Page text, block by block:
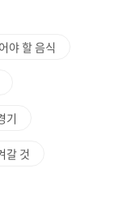
야 할 음식
기
갈 것